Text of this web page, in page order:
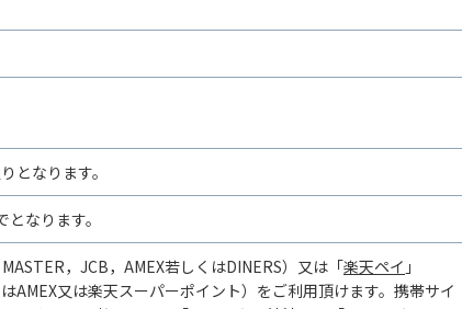
となります。
なります。
，JCB，AMEX若しくはDINERS）又は「楽天ペイ 」
はAMEX又は楽天スーパーポイント）をご利用頂けます。携帯サイ